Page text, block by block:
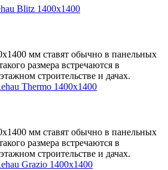
Blitz 1400x1400
мм ставят обычно в панельных
размера встречаются в
строительстве и дачах.
Thermo 1400x1400
мм ставят обычно в панельных
размера встречаются в
строительстве и дачах.
Grazio 1400x1400